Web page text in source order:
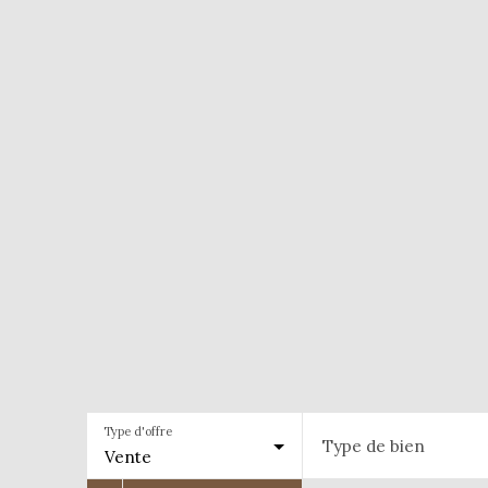
Vente
Type d'offre
Type de bien